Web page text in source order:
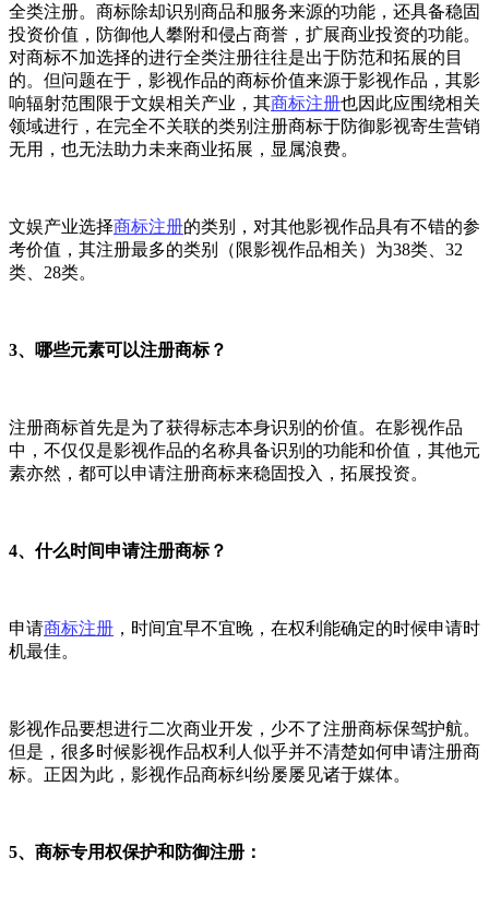
全类注册。商标除却识别商品和服务来源的功能，还具备稳固
投资价值，防御他人攀附和侵占商誉，扩展商业投资的功能。
对商标不加选择的进行全类注册往往是出于防范和拓展的目
的。但问题在于，影视作品的商标价值来源于影视作品，其影
响辐射范围限于文娱相关产业，其商标注册也因此应围绕相关
领域进行，在完全不关联的类别注册商标于防御影视寄生营销
无用，也无法助力未来商业拓展，显属浪费。
文娱产业选择商标注册的类别，对其他影视作品具有不错的参
考价值，其注册最多的类别（限影视作品相关）为38类、32
类、28类。
3、哪些元素可以注册商标？
注册商标首先是为了获得标志本身识别的价值。在影视作品
中，不仅仅是影视作品的名称具备识别的功能和价值，其他元
素亦然，都可以申请注册商标来稳固投入，拓展投资。
4、什么时间申请注册商标？
申请商标注册 ，时间宜早不宜晚，在权利能确定的时候申请时
机最佳。
影视作品要想进行二次商业开发，少不了注册商标保驾护航。
但是，很多时候影视作品权利人似乎并不清楚如何申请注册商
标。正因为此，影视作品商标纠纷屡屡见诸于媒体。
5、商标专用权保护和防御注册：